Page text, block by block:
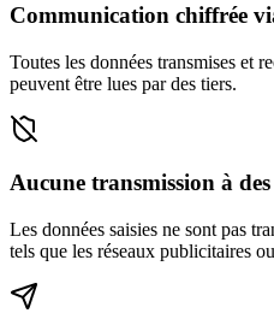
Communication chiffrée
Toutes les données transmises et
peuvent être lues par des tiers.
Aucune transmission à
Les données saisies ne sont pas
tels que les réseaux publicitaires